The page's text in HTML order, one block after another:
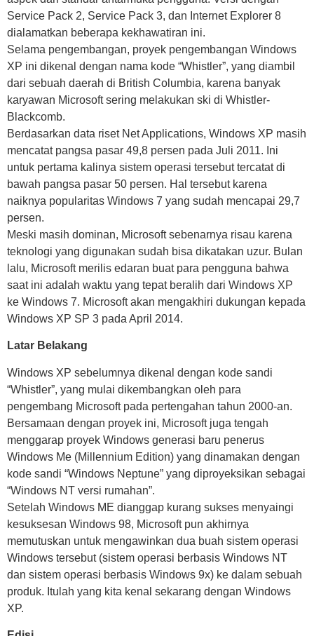
Service Pack 2, Service Pack 3, dan Internet Explorer 8
dialamatkan beberapa kekhawatiran ini.
Selama pengembangan, proyek pengembangan Windows
XP ini dikenal dengan nama kode “Whistler”, yang diambil
dari sebuah daerah di British Columbia, karena banyak
karyawan Microsoft sering melakukan ski di Whistler-
Blackcomb.
Berdasarkan data riset Net Applications, Windows XP masih
mencatat pangsa pasar 49,8 persen pada Juli 2011. Ini
untuk pertama kalinya sistem operasi tersebut tercatat di
bawah pangsa pasar 50 persen. Hal tersebut karena
naiknya popularitas Windows 7 yang sudah mencapai 29,7
persen.
Meski masih dominan, Microsoft sebenarnya risau karena
teknologi yang digunakan sudah bisa dikatakan uzur. Bulan
lalu, Microsoft merilis edaran buat para pengguna bahwa
saat ini adalah waktu yang tepat beralih dari Windows XP
ke Windows 7. Microsoft akan mengakhiri dukungan kepada
Windows XP SP 3 pada April 2014.
Latar Belakang
Windows XP sebelumnya dikenal dengan kode sandi
“Whistler”, yang mulai dikembangkan oleh para
pengembang Microsoft pada pertengahan tahun 2000-an.
Bersamaan dengan proyek ini, Microsoft juga tengah
menggarap proyek Windows generasi baru penerus
Windows Me (Millennium Edition) yang dinamakan dengan
kode sandi “Windows Neptune” yang diproyeksikan sebagai
“Windows NT versi rumahan”.
Setelah Windows ME dianggap kurang sukses menyaingi
kesuksesan Windows 98, Microsoft pun akhirnya
memutuskan untuk mengawinkan dua buah sistem operasi
Windows tersebut (sistem operasi berbasis Windows NT
dan sistem operasi berbasis Windows 9x) ke dalam sebuah
produk. Itulah yang kita kenal sekarang dengan Windows
XP.